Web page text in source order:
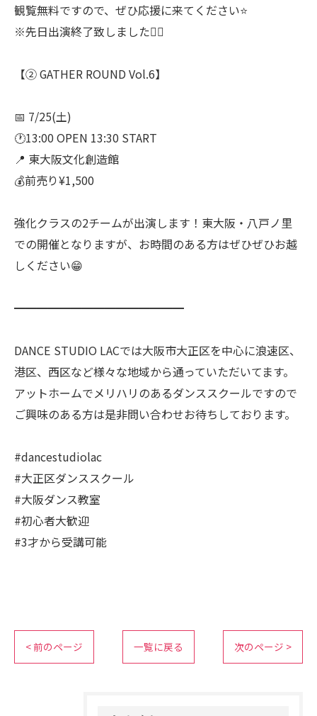
観覧無料ですので、ぜひ応援に来てください⭐️
※先日出演終了致しました🙇‍♂️
【② GATHER ROUND Vol.6】
📅 7/25(土)
🕐13:00 OPEN 13:30 START
📍 東大阪文化創造館
💰前売り¥1,500
強化クラスの2チームが出演します！東大阪・八戸ノ里
での開催となりますが、お時間のある方はぜひぜひお越
しください😁
━━━━━━━━━━━━━━━
DANCE STUDIO LACでは大阪市大正区を中心に浪速区、
港区、西区など様々な地域から通っていただいてます。
アットホームでメリハリのあるダンススクールですので
ご興味のある方は是非問い合わせお待ちしております。
#dancestudiolac
#大正区ダンススクール
#大阪ダンス教室
#初心者大歓迎
#3才から受講可能
< 前のページ 一覧に戻る 次のページ >